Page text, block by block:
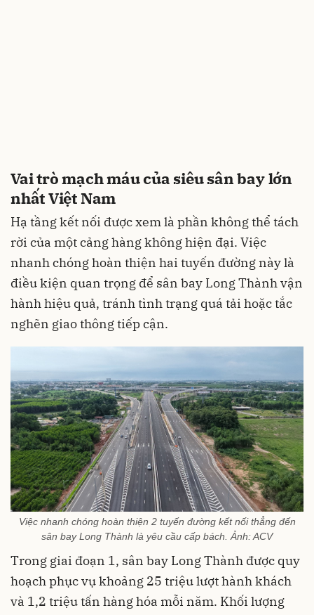
Vai trò mạch máu của siêu sân bay lớn
nhất Việt Nam
Hạ tầng kết nối được xem là phần không thể tách
rời của một cảng hàng không hiện đại. Việc
nhanh chóng hoàn thiện hai tuyến đường này là
điều kiện quan trọng để sân bay Long Thành vận
hành hiệu quả, tránh tình trạng quá tải hoặc tắc
nghẽn giao thông tiếp cận.
Việc nhanh chóng hoàn thiện 2 tuyến đường kết nối thẳng đến
sân bay Long Thành là yêu cầu cấp bách. Ảnh: ACV
Trong giai đoạn 1, sân bay Long Thành được quy
hoạch phục vụ khoảng 25 triệu lượt hành khách
và 1,2 triệu tấn hàng hóa mỗi năm. Khối lượng